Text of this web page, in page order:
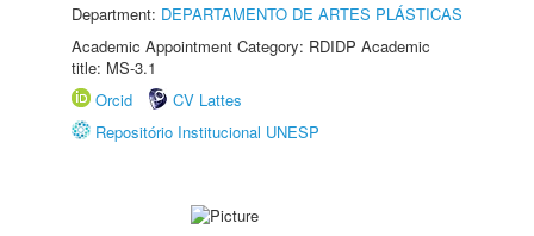
Department: DEPARTAMENTO DE ARTES PLÁSTICAS
Academic Appointment Category: RDIDP Academic
title: MS-3.1
Orcid
CV Lattes
Repositório Institucional UNESP